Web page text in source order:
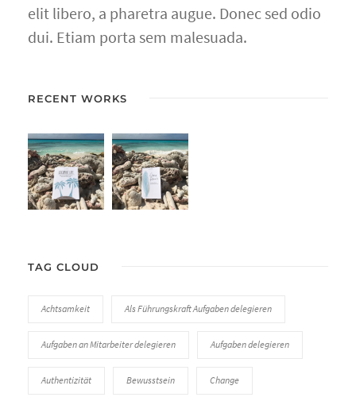
elit libero, a pharetra augue. Donec sed odio
dui. Etiam porta sem malesuada.
RECENT WORKS
TAG CLOUD
Achtsamkeit Als Führungskraft Aufgaben delegieren
Aufgaben an Mitarbeiter delegieren Aufgaben delegieren
Authentizität Bewusstsein Change